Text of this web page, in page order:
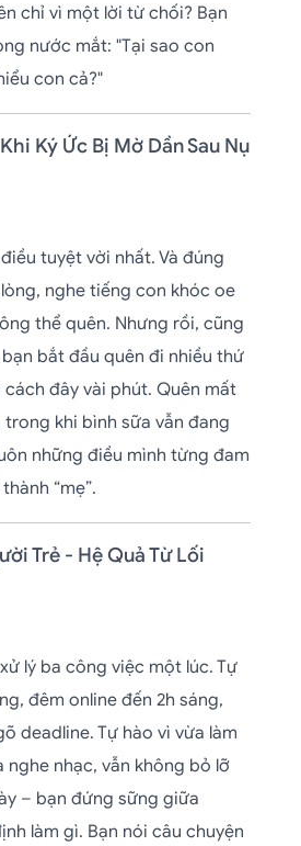
chỉ vì một lời từ chối? Bạn
nước mắt: "Tại sao con
con cả?"
Ký Ức Bị Mờ Dần Sau Nụ
tuyệt vời nhất. Và đúng
nghe tiếng con khóc oe
thể quên. Nhưng rồi, cũng
bắt đầu quên đi nhiều thứ
đây vài phút. Quên mất
khi bình sữa vẫn đang
những điều mình từng đam
“mẹ”.
Trẻ - Hệ Quả Từ Lối
lý ba công việc một lúc. Tự
đêm online đến 2h sáng,
deadline. Tự hào vì vừa làm
nghe nhạc, vẫn không bỏ lỡ
– bạn đứng sững giữa
làm gì. Bạn nói câu chuyện